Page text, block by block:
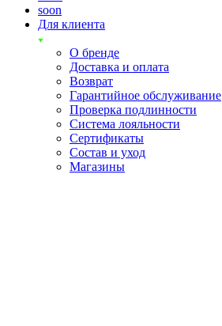
soon
Для клиента
О бренде
Доставка и оплата
Возврат
Гарантийное обслуживание
Проверка подлинности
Система лояльности
Сертификаты
Состав и уход
Магазины